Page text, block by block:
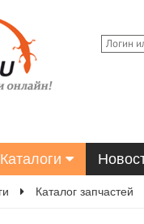
Каталоги
Каталог запчастей